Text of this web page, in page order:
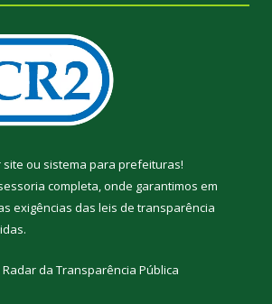
site ou sistema para prefeituras!
completa, onde garantimos em
exigências das leis de transparência
Radar da Transparência Pública